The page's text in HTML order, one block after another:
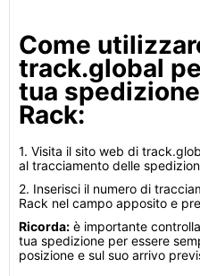
Come
track.global
tua
Rack:
1. Visita il sito web di
al tracciamento delle
2. Inserisci il numero di
Rack nel campo apposito e
Ricorda: è importante
tua spedizione per essere
posizione e sul suo arrivo